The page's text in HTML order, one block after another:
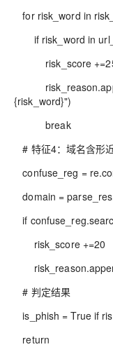
for risk_word in
if risk_word in
risk_score
{risk_word}")
break
# 特征4：域名含形
confuse_reg =
domain =
if
risk_score +=20
# 判定结果
is_phish = True if
return